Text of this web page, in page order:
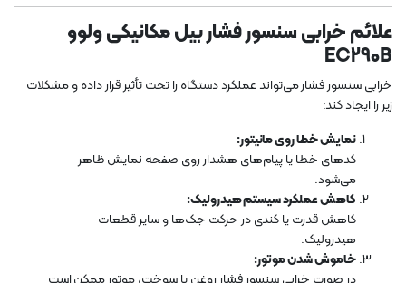
علائم خرابی سنسور فشار بیل مکانیکی ولوو
EC290B
خرابی سنسور فشار می‌تواند عملکرد دستگاه را تحت تأثیر قرار داده و مشکلات
زیر را ایجاد کند:
نمایش خطا روی مانیتور:
کدهای خطا یا پیام‌های هشدار روی صفحه نمایش ظاهر
می‌شود.
کاهش عملکرد سیستم هیدرولیک:
کاهش قدرت یا کندی در حرکت جک‌ها و سایر قطعات
هیدرولیک.
خاموش شدن موتور: